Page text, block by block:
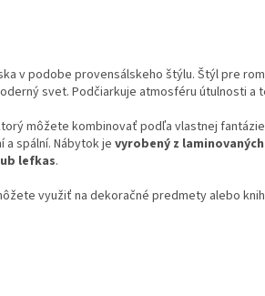
v podobe provensálskeho štýlu. Štýl pre
svet. Podčiarkuje atmosféru útulnosti a
môžete kombinovať podľa vlastnej
a spální. Nábytok je vyrobený z
lefkas.
využiť na dekoračné predmety alebo